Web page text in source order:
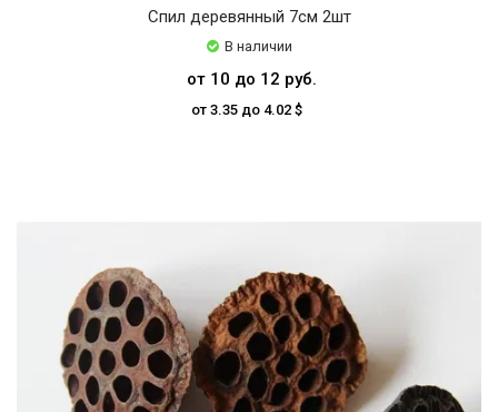
Спил деревянный 7см 2шт
В наличии
от 10 до 12 руб.
от 3.35 до 4.02 $